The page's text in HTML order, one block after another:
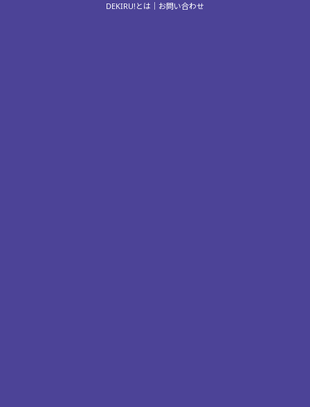
DEKIRU!とは お問い合わせ